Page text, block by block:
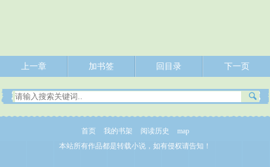
上一章 加书签 回目录 下一页
首页 我的书架 阅读历史
map
本站所有作品都是转载小说，如有侵权请告知！